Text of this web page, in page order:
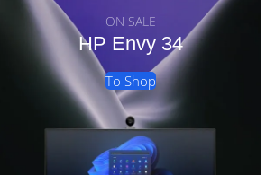
ON SALE
HP Envy 34
To Shop